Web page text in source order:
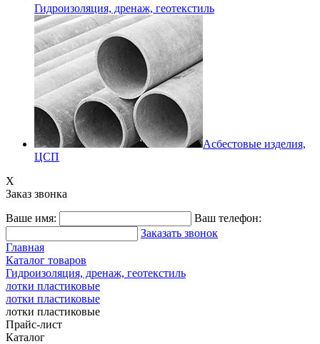
Гидроизоляция, дренаж, геотекстиль
Асбестовые изделия,
ЦСП
X
Заказ звонка
Ваше имя:
Ваш телефон:
Заказать звонок
Главная
Каталог товаров
Гидроизоляция, дренаж, геотекстиль
лотки пластиковые
лотки пластиковые
лотки пластиковые
Прайс-лист
Каталог